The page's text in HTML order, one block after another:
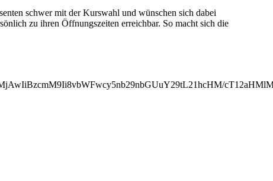
schwer mit der Kurswahl und wünschen sich dabei
zu ihren Öffnungszeiten erreichbar. So macht sich die